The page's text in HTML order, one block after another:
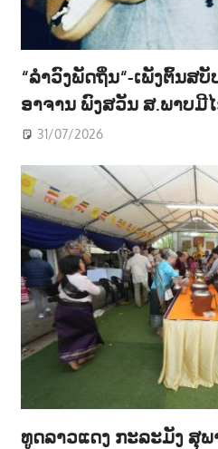
“ລຳວົງພັດຖິ່ນ“-ເພັງຕົ້ນສ
ອາຈານ ພົງສວັນ ສ.ພາບມີ
31/07/2026
ທູດລາວແດງ ກະລະມັງ ສຸພ